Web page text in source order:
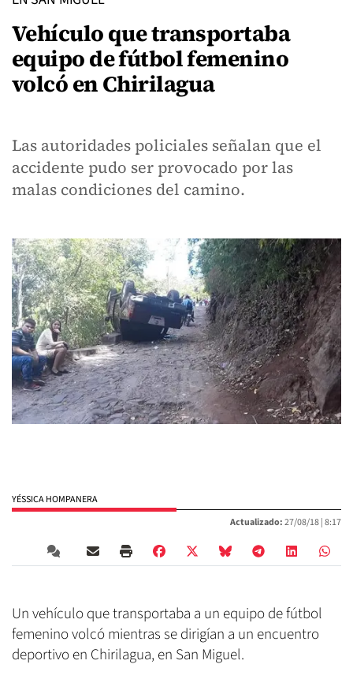
Vehículo que transportaba
equipo de fútbol femenino
volcó en Chirilagua
Las autoridades policiales señalan que el
accidente pudo ser provocado por las
malas condiciones del camino.
YÉSSICA HOMPANERA
Actualizado:27/08/18 |8:17
Un vehículo que transportaba a un equipo de fútbol
femenino volcó mientras se dirigían a un encuentro
deportivo en Chirilagua, en San Miguel.